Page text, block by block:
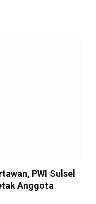
PWI Sulsel
Anggota